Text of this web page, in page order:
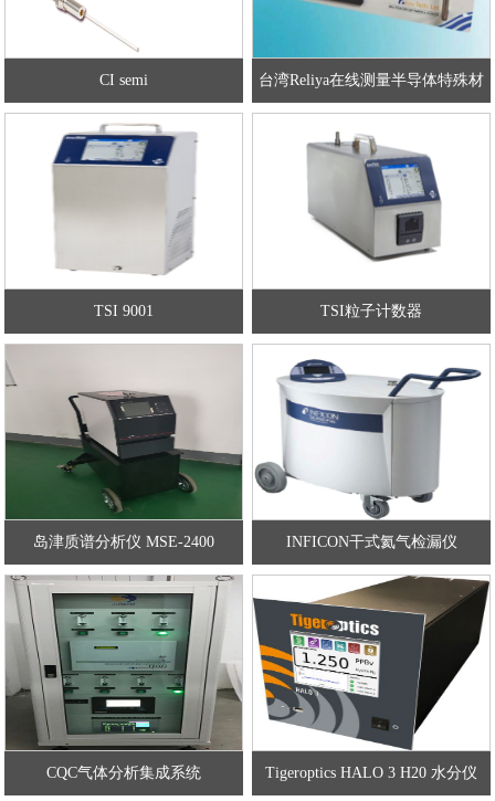
CI semi 台湾Reliya在线测量半导体特殊材
TSI 9001 TSI粒子计数器
岛津质谱分析仪 MSE-2400 INFICON干式氦气检漏仪
UL1000Fab
CQC气体分析集成系统 Tigeroptics HALO 3 H20 水分仪